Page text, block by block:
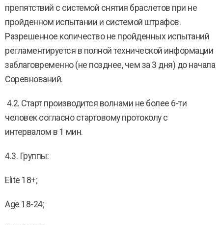
препятствий с системой снятия браслетов при не
пройденном испытании и системой штрафов.
Разрешенное количество не пройденных испытаний
регламентируется в полной технической информации
заблаговременно (не позднее, чем за 3 дня) до начала
Соревнований.
4.2. Старт производится волнами не более 6-ти
человек согласно стартовому протоколу с
интервалом в 1 мин.
4.3. Группы:
Elite 18+;
Age 18-24;